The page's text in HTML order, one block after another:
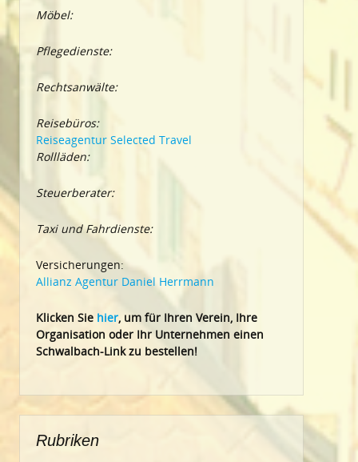
Möbel:
Pflegedienste:
Rechtsanwälte:
Reisebüros:
Reiseagentur Selected Travel
Rollläden:
Steuerberater:
Taxi und Fahrdienste:
Versicherungen:
Allianz Agentur Daniel Herrmann
Klicken Sie hier, um für Ihren Verein, Ihre
Organisation oder Ihr Unternehmen einen
Schwalbach-Link zu bestellen!
Rubriken